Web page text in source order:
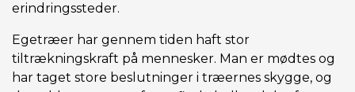
erindringssteder.
Egetræer har gennem tiden haft stor
tiltrækningskraft på mennesker. Man er mødtes og
har taget store beslutninger i træernes skygge, og